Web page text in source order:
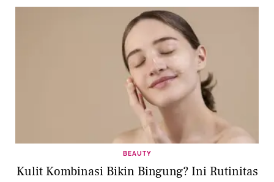
BEAUTY
Kulit Kombinasi Bikin Bingung? Ini Rutinitas